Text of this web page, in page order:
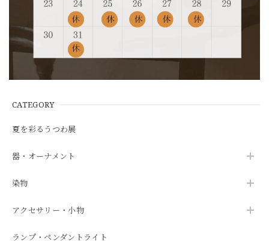
CATEGORY
夏を彩るうつわ展
器・オーナメント
染物
アクセサリー・小物
ランプ・ペンダントライト